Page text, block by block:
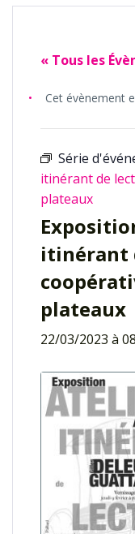
« Tous les
Cet évènement
Série
itinérant de
plateaux
itinérant
plateaux
22/03/2023 à